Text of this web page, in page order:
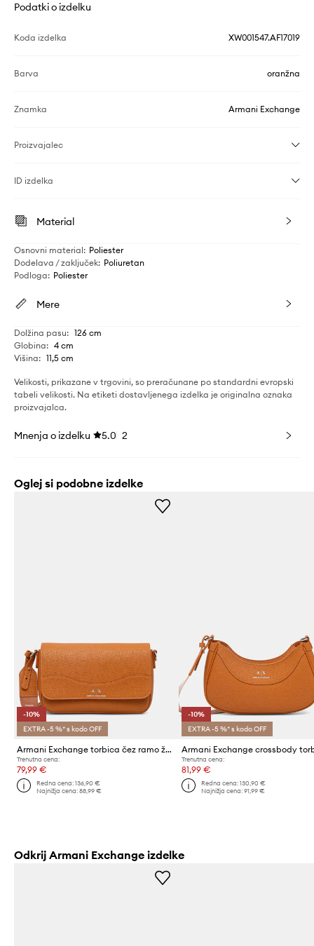
Podatki o izdelku
Koda izdelka XW001547.AF17019
Barva oranžna
Znamka Armani Exchange
Proizvajalec
ID izdelka
Material
Osnovni material: Poliester
Dodelava / zaključek: Poliuretan
Podloga: Poliester
Mere
Dolžina pasu: 126 cm
Globina: 4 cm
Višina: 11,5 cm
Velikosti, prikazane v trgovini, so preračunane po standardni evropski
tabeli velikosti. Na etiketi dostavljenega izdelka je originalna oznaka
proizvajalca.
Mnenja o izdelku 5.0 2
Oglej si podobne izdelke
-10%
EXTRA -5 %* s kodo OFF
Armani Exchange torbica čez ramo ženska iz umetnega usnja
Trenutna cena:
79,99 €
Redna cena:136,90 €
Najnižja cena:88,99 €
-10%
EXTRA -5 %* s kodo OFF
Trenutna cena:
81,99 €
Redna cena: 130,90 €
Najnižja cena: 91,99 €
Odkrij Armani Exchange izdelke